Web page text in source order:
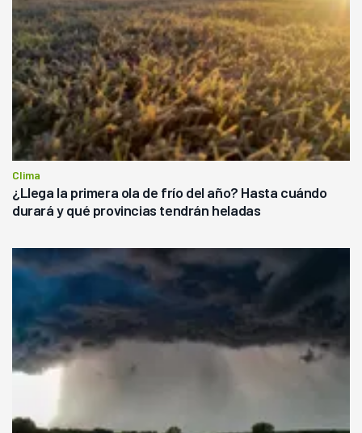
Clima
¿Llega la primera ola de frío del año? Hasta cuándo
durará y qué provincias tendrán heladas